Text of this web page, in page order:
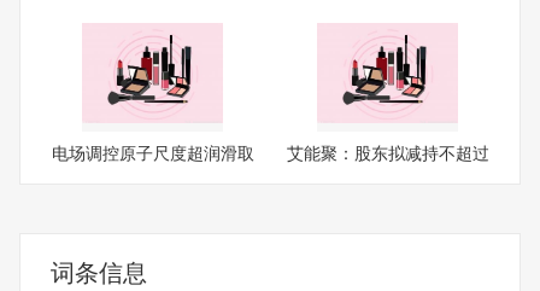
电场调控原子尺度超润滑取
艾能聚：股东拟减持不超过
词条信息